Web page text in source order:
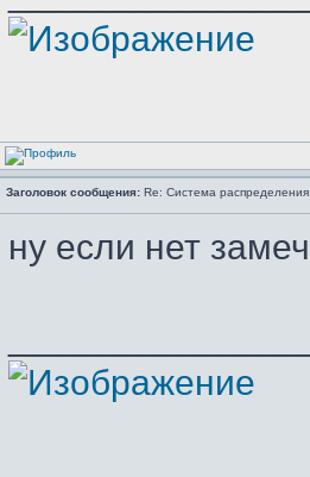
Заголовок сообщения: Re: Система распределения
ну если нет